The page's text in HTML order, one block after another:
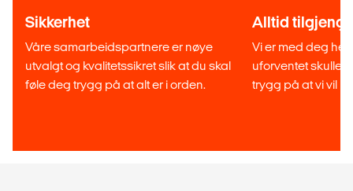
Sikkerhet
Våre samarbeidspartnere er nøye
utvalgt og kvalitetssikret slik at du skal
føle deg trygg på at alt er i orden.
Alltid
Vi er med deg
uforventet skulle
trygg på at vi vil